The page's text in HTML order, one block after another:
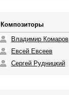
Композиторы
Владимир Комаров
Евсей Евсеев
Сергей Рудницкий